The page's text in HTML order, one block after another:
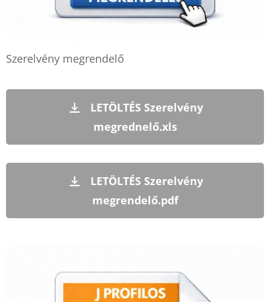
Szerelvény megrendelő
LETÖLTÉS Szerelvény
megrednelő.xls
LETÖLTÉS Szerelvény
megrendelő.pdf